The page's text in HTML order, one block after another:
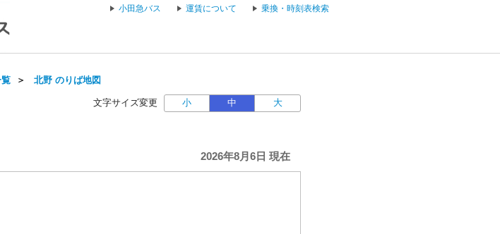
小田急バス 運賃について 乗換・時刻表検索
＞ 北野 のりば地図
文字サイズ変更 小 中 大
2026年8月6日 現在